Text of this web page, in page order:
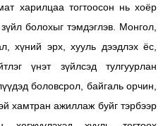
харилцаа тогтоосон нь хоёр
болохыг тэмдэглэв. Монгол,
хүний эрх, хууль дээдлэх ёс,
үнэт зүйлсэд тулгуурлан
боловсрол, байгаль орчин,
хамтран ажиллаж буйг тэрбээр